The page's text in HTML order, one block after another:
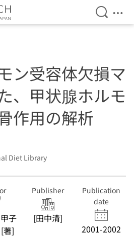
Open
ン受容体欠損マ
、甲状腺ホルモ
作用の解析
Diet Library
子
著]
Publisher
[田中清]
Publication
date
2001-2002